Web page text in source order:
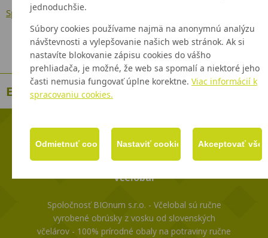
jednoduchšie.
Súbory cookies používame najmä na anonymnú analýzu
návštevnosti a vylepšovanie našich web stránok. Ak si
nastavíte blokovanie zápisu cookies do vášho
prehliadača, je možné, že web sa spomalí a niektoré jeho
časti nemusia fungovať úplne korektne. Viac informácií k
spracovaniu cookies.
Späť na Aktuality
Environmentálne zodpovedné subjekty
Včelobal
Spoločnosť BIOnum s.r.o. - Včelobal sú ručne
vyrobené obrúsky z vosku od slovenských
včelárov - 100% prírodné obaly na potraviny ručne